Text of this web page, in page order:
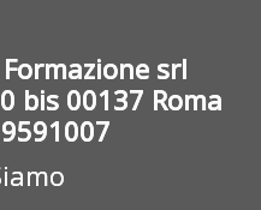
srl
bis 00137 Roma